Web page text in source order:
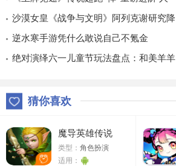
车合一 竞速飞升！
沙漠女皇《战争与文明》阿列克谢研究降
价
逆水寒手游凭什么敢说自己不氪金
绝对演绎六一儿童节玩法盘点：和美羊羊
猜你喜欢
魔导英雄传说
类型： 角色扮演
适用：